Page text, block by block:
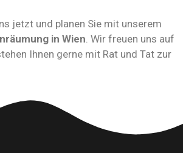
jetzt und planen Sie mit unserem
in Wien. Wir freuen uns auf
Ihnen gerne mit Rat und Tat zur